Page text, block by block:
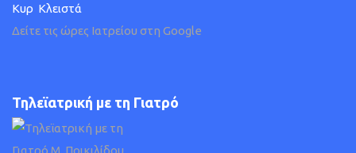
Κυρ Κλειστά
Δείτε τις ώρες Ιατρείου στη Google
Τηλεϊατρική με τη Γιατρό